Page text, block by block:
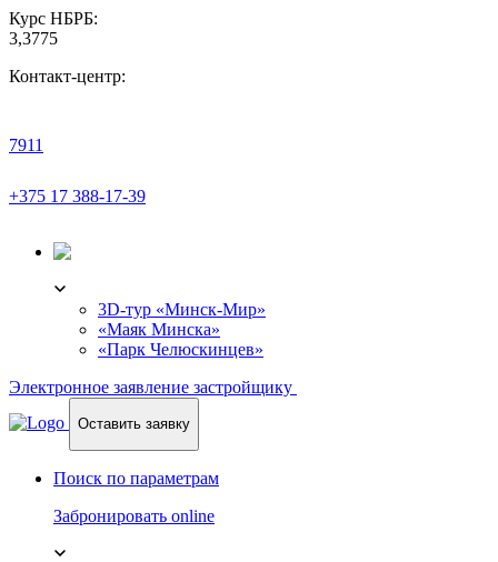
Курс НБРБ:
3,3775
Контакт-центр:
7911
+375 17 388-17-39
3D-тур «Минск-Мир»
«Маяк Минска»
«Парк Челюскинцев»
Электронное заявление застройщику
Оставить заявку
Поиск по параметрам
Забронировать online